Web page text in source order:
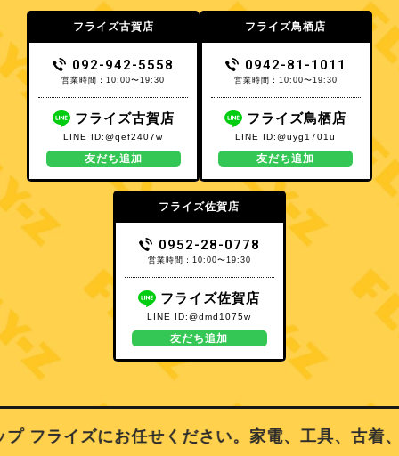
フライズ古賀店
092-942-5558
営業時間：10:00〜19:30
フライズ古賀店
LINE ID:@qef2407w
友だち追加
フライズ鳥栖店
0942-81-1011
営業時間：10:00〜19:30
フライズ鳥栖店
LINE ID:@uyg1701u
友だち追加
フライズ佐賀店
0952-28-0778
営業時間：10:00〜19:30
フライズ佐賀店
LINE ID:@dmd1075w
友だち追加
ライズにお任せください。家電、工具、古着、